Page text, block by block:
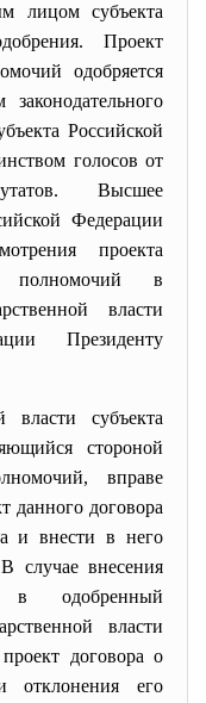
лицом субъекта
Проект
одобряется
Российской
голосов от
Высшее
Федерации
проекта
полномочий в
власти
Президенту
власти субъекта
стороной
вправе
данного договора
и внести в него
случае внесения
одобренный
власти
договора о
отклонения его